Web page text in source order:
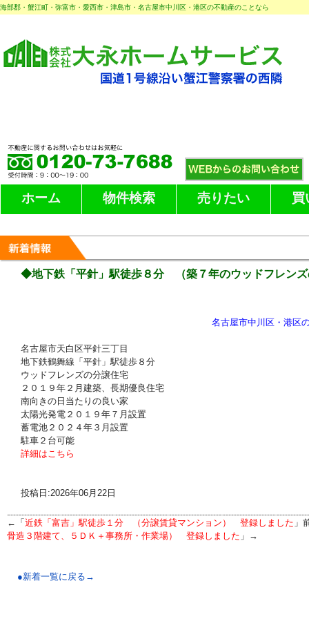
海部郡・蟹江町・弥富市・愛西市・津島市・名古屋市中川区・港区の不動産のことなら
ホーム 物件検索 売りたい 買
◆地下鉄「平針」駅徒歩８分 （築７年のウッドフレン
名古屋市中川区・港区
名古屋市天白区平針三丁目
地下鉄鶴舞線「平針」駅徒歩８分
ウッドフレンズの分譲住宅
２０１９年２月建築、長期優良住宅
南向きの日当たりの良い家
太陽光発電２０１９年７月設置
蓄電池２０２４年３月設置
駐車２台可能
詳細はこちら
投稿日:2026年06月22日
←「 近鉄「富吉」駅徒歩１分 （分譲賃貸マンション） 登録しました 」
骨造３階建て、５ＤＫ＋事務所・作業場） 登録しました 」→
●新着一覧に戻る→